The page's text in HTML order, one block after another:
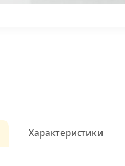
Характеристики